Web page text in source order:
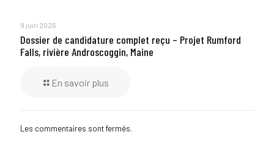
9 juin 2026
Dossier de candidature complet reçu – Projet Rumford
Falls, rivière Androscoggin, Maine
En savoir plus
Les commentaires sont fermés.